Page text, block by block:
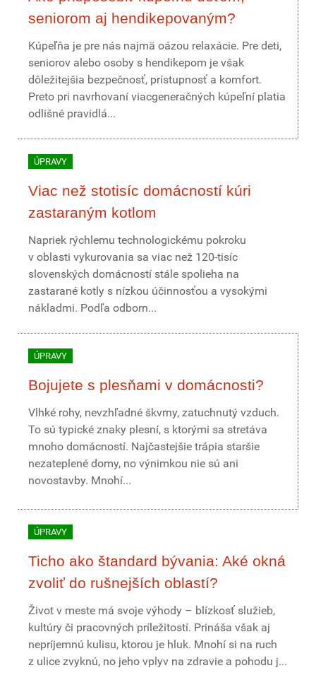
seniorom aj hendikepovaným?
Kúpeľňa je pre nás najmä oázou relaxácie. Pre deti,
seniorov alebo osoby s hendikepom je však
dôležitejšia bezpečnosť, prístupnosť a komfort.
Preto pri navrhovaní viacgeneračných kúpeľní platia
odlišné pravidlá...
ÚPRAVY
Viac než stotisíc domácností kúri
zastaraným kotlom
Napriek rýchlemu technologickému pokroku
v oblasti vykurovania sa viac než 120-tisíc
slovenských domácností stále spolieha na
zastarané kotly s nízkou účinnosťou a vysokými
nákladmi. Podľa odborn...
ÚPRAVY
Bojujete s plesňami v domácnosti?
Vlhké rohy, nevzhľadné škvrny, zatuchnutý vzduch.
To sú typické znaky plesní, s ktorými sa stretáva
mnoho domácností. Najčastejšie trápia staršie
nezateplené domy, no výnimkou nie sú ani
novostavby. Mnohí...
ÚPRAVY
Ticho ako štandard bývania: Aké okná
zvoliť do rušnejších oblastí?
Život v meste má svoje výhody – blízkosť služieb,
kultúry či pracovných príležitostí. Prináša však aj
nepríjemnú kulisu, ktorou je hluk. Mnohí si na ruch
z ulice zvyknú, no jeho vplyv na zdravie a pohodu j...